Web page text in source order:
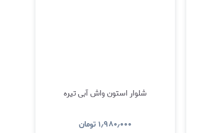
شلوار استون واش آبی تیره
۱٫۹۸۰٫۰۰۰ تومان